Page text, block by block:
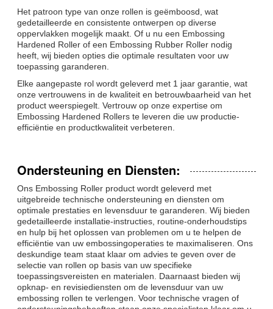
Het patroon type van onze rollen is geëmboosd, wat
gedetailleerde en consistente ontwerpen op diverse
oppervlakken mogelijk maakt. Of u nu een Embossing
Hardened Roller of een Embossing Rubber Roller nodig
heeft, wij bieden opties die optimale resultaten voor uw
toepassing garanderen.
Elke aangepaste rol wordt geleverd met 1 jaar garantie, wat
onze vertrouwens in de kwaliteit en betrouwbaarheid van het
product weerspiegelt. Vertrouw op onze expertise om
Embossing Hardened Rollers te leveren die uw productie-
efficiëntie en productkwaliteit verbeteren.
Ondersteuning en Diensten:
Ons Embossing Roller product wordt geleverd met
uitgebreide technische ondersteuning en diensten om
optimale prestaties en levensduur te garanderen. Wij bieden
gedetailleerde installatie-instructies, routine-onderhoudstips
en hulp bij het oplossen van problemen om u te helpen de
efficiëntie van uw embossingoperaties te maximaliseren. Ons
deskundige team staat klaar om advies te geven over de
selectie van rollen op basis van uw specifieke
toepassingsvereisten en materialen. Daarnaast bieden wij
opknap- en revisiediensten om de levensduur van uw
embossing rollen te verlengen. Voor technische vragen of